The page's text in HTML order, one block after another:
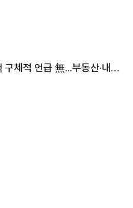
中중앙정치국, 통화·재정 정책 구체적 언급 無...부동산·내수 부양 매진